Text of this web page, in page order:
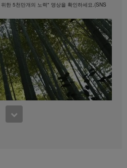
0:45
이 언제 어디서나 | 건강한 라이프스타
한 5천만개의 노력" 영상을 확인하세요.(SNS